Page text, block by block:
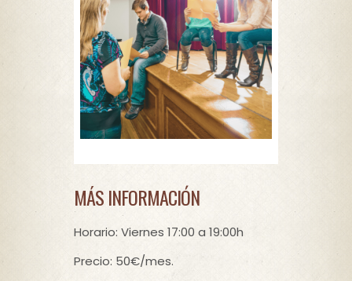
MÁS INFORMACIÓN
Horario: Viernes 17:00 a 19:00h
Precio: 50€/mes.